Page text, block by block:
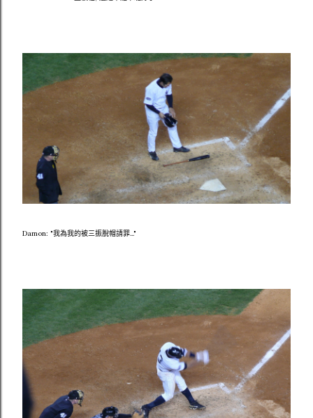
Damon: "我為我的被三振脫帽請罪..."